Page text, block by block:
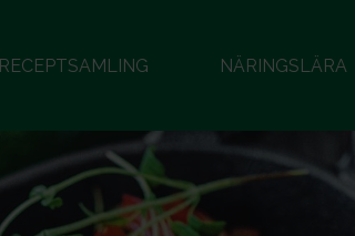
RECEPTSAMLING NÄRINGSLÄRA